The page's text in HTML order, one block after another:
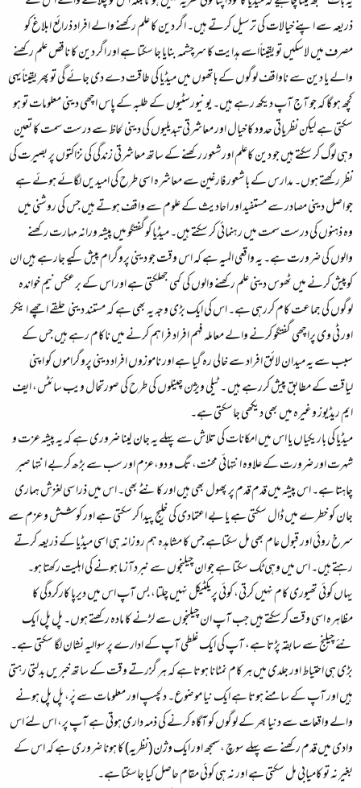
ذریعہ سے اپنے خیالات کی ترسیل کرتے ہیں۔ اگر دین کا علم رکھنے والے افراد ذرائع ابلاغ کو
مصرف میں لاسکیں تو یقیناًاسے ہدایت کا سرچشمہ بنایا جا سکتا ہے اور اگر دین کا ناقص علم رکھنے
والے یا دین سے ناواقف لوگوں کے ہاتھوں میں میڈیا کی طاقت دے دی جائے گی تو پھر یقیناًیہی
کچھ ہو گا کہ جو آج آپ دیکھ رہے ہیں۔ یونیورسٹیوں کے طلبہ کے پاس اچھی دینی معلومات تو ہو
سکتی ہے لیکن نظریاتی حدود کا خیال اور معاشرتی تبدیلیوں کی دینی لحاظ سے درست سمت کا تعین
وہی لوگ کر سکتے ہیں جو دین کاعلم اورشعور رکھنے کے ساتھ معاشرتی زندگی کی نزاکتوں پر بصیرت کی
نظر رکھتے ہوں۔ مدارس کے باشعور فارغین سے معاشرہ اسی طرح کی امیدیں لگائے ہوئے ہے
جو اصل دینی مصادر سے مستفید اور احادیث کے علوم سے واقف ہوتے ہیں جس کی روشنی میں
وہ ذہنوں کی درست سمت میں رہنمائی کر سکتے ہیں۔ میڈیا کوگفتگو میں پیشہ ورانہ مہارت رکھنے
والوں کی ضرورت ہے۔ یہ واقعی المیہ ہے کہ اس وقت جو دینی پروگرام پیش کیے جارہے ہیں ان
کوپیش کرنے میں ٹھوس دینی علم رکھنے والوں کی کمی جھلکتی ہے اور اس کے برعکس نیم خواندہ
لوگوں کی جماعت کام کررہی ہے۔ اس کی ایک بڑی وجہ یہ بھی ہے کہ مستند دینی حلقے اچھے اینکر
اور ٹی وی پراچھی گفتگو کرنے والے معاملہ فہم افراد فراہم کرنے میں ناکام رہے ہیں جس کے
سبب سے یہ میدان لائق افراد سے خالی رہ گیا ہے اور ناموزوں افراد دینی پروگراموں کو اپنی
لیاقت کے مطابق پیش کررہے ہیں ۔ٹیلی ویژن چینلوں کی طرح کی صورتحال ویب سائٹس، ایف
ایم ریڈیوز وغیرہ میں بھی دیکھی جاسکتی ہے۔
میڈیا کی باریکیاں یا اس میں امکانات کی تلاش سے پہلے یہ جان لینا ضروری ہے کہ یہ پیشہ عزت و
شہرت اور ضرورت کے علاوہ انتہائی محنت، تگ و دو،عزم اور سب سے بڑھ کربے انتہا صبر
چاہتا ہے۔ اس پیشہ میں قدم قدم پر پھول بھی ہیں اور کانٹے بھی۔ اس میں ذرا سی لغزش ہماری
جان کو خطرے میں ڈال سکتی ہے یا بے اعتمادی کی خلیج پیدا کرسکتی ہے اور کوشش و عزم سے
سرخ روئی اور قبول عام بھی مل سکتاہے جس کا مشاہدہ ہم روزانہ ہی اسی میڈیا کے ذریعہ کرتے
رہتے ہیں۔ اس میں وہی ٹک سکتا ہے جو ان چیلنجوں سے نبردآزما ہونے کی اہلیت رکھتا ہو۔
یہاں کوئی تھیوری کام نہیں کرتی، کوئی پریکٹیکل نہیں چلتا، بس آپ اس میں دیرپا کارکردگی کا
مظاہرہ اسی وقت کرسکتے ہیں جب آپ ان چیلنجوں سے لڑنے کا مادہ رکھتے ہوں۔ پل پل ایک
نئے چیلنج سے سابقہ پڑتا ہے، آپ کی ایک غلطی آپ کے ادارے پر سوالیہ نشان لگا سکتی ہے۔
بڑی ہی احتیاط اور جلدی میں ہر کام نمٹانا ہوتا ہے کہ ہر گزرتے وقت کے ساتھ خبریں بدلتی رہتی
ہیں اور آپ کے سامنے ہوتا ہے ایک نیا موضوع۔ دلچسپ اور معلومات سے پْر، پل پل ہونے
والے واقعات سے دنیا بھر کے لوگوں کو آگاہ کرنے کی ذمہ داری ہوتی ہے آپ پر، اس لئے اس
وادی میں قدم رکھنے سے پہلے سوچ ،سمجھ اور ایک وژن (نظریہ) کا ہونا ضروری ہے کہ اس کے
بغیر نہ تو کامیابی مل سکتی ہے اور نہ ہی کوئی مقام حاصل کیا جاسکتا ہے۔